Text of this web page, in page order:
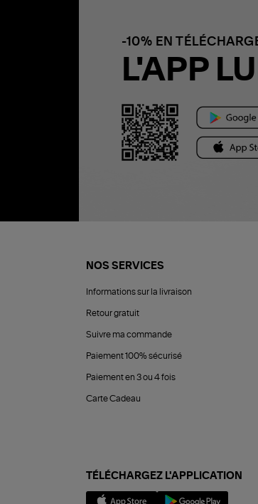
-10% EN
L'APP
NOS SERVICES
Informations sur la livraison
Retour gratuit
Suivre ma commande
Paiement 100% sécurisé
Paiement en 3 ou 4 fois
Carte Cadeau
TÉLÉCHARGEZ L'APPLICATION